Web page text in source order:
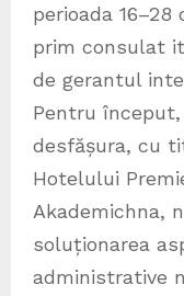
perioada
prim consulat
de gerantul
Pentru
desfășura, cu
Hotelului
Akademichna,
soluționarea
administrative